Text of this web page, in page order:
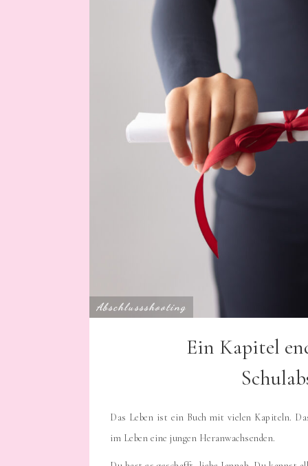
Abschlussshooting
Ein Kapitel
Das Leben ist ein Buch mit vielen Kapiteln.
im Leben eine jungen Heranwachsenden.